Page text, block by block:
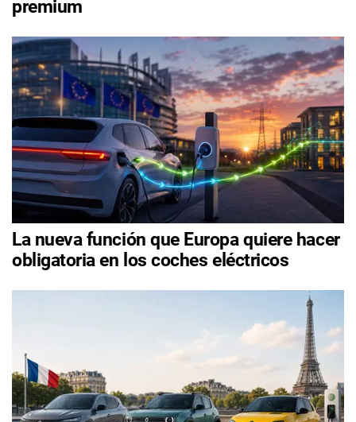
premium
La nueva función que Europa quiere hacer
obligatoria en los coches eléctricos